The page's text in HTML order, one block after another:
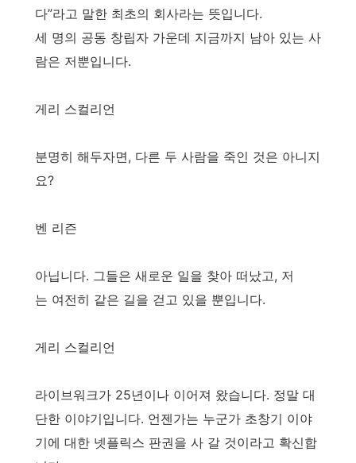
다”라고 말한 최초의 회사라는 뜻입니다.
세 명의 공동 창립자 가운데 지금까지 남아 있는 사
람은 저뿐입니다.
게리 스컬리언
분명히 해두자면, 다른 두 사람을 죽인 것은 아니지
요?
벤 리즌
아닙니다. 그들은 새로운 일을 찾아 떠났고, 저
는 여전히 같은 길을 걷고 있을 뿐입니다.
게리 스컬리언
라이브워크가 25년이나 이어져 왔습니다. 정말 대
단한 이야기입니다. 언젠가는 누군가 초창기 이야
기에 대한 넷플릭스 판권을 사 갈 것이라고 확신합